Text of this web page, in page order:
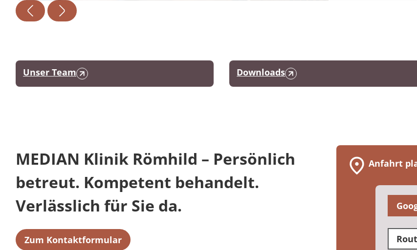
Unser Team Downloads
MEDIAN Klinik Römhild – Persönlich
betreut. Kompetent behandelt.
Verlässlich für Sie da.
Zum Kontaktformular
Anfahrt